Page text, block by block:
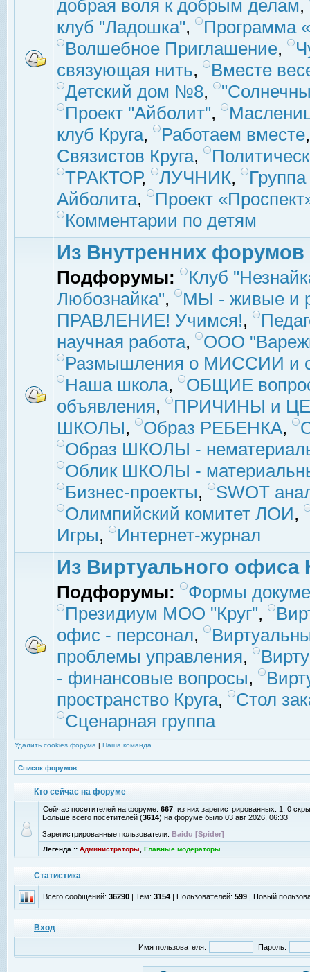
добрая воля к добрым делам,
клуб "Ладошка",
Программа
Волшебное Приглашение,
связующая нить,
Вместе
Детский дом №8,
Проект "Айболит",
клуб Круга, Работаем вместе
Связистов Круга,
ТРАКТОР, ЛУЧНИК,
Айболита,
Проект
Комментарии по детям
Из Внутренних форумов
Подфорумы:
Клуб
Любознайка",
МЫ - живые и
ПРАВЛЕНИЕ! Учимся!,
научная работа,
ООО
Размышления о МИССИИ и
Наша школа,
ОБЩИЕ
объявления,
ПРИЧИНЫ и
ШКОЛЫ, Образ РЕБЕНКА,
Образ ШКОЛЫ -
Облик ШКОЛЫ -
Бизнес-проекты,
SWOT
Олимпийский комитет ЛОИ,
Игры, Интернет-журнал
Из Виртуального офиса
Подфорумы:
Формы
Президиум МОО "Круг",
офис - персонал,
проблемы управления,
- финансовые вопросы,
пространство Круга,
Стол
Сценарная группа
Удалить cookies форума | Наша команда
Список форумов
Кто сейчас на форуме
Сейчас посетителей на форуме: 667 , из них зарегистрированных: 1, 0
Больше всего посетителей (3614) на форуме было 03 авг 2026, 06:33
Зарегистрированные пользователи: Baidu [Spider]
Легенда :: Администраторы Главные модераторы
Статистика
Всего сообщений: 36290 | Тем: 3154 | Пользователей: 599 | Новый
Вход
Имя пользователя: Пароль: